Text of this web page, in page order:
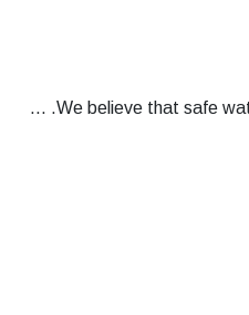
We believe that safe